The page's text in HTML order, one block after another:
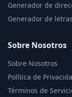
Generador de
Generador de
Sobre Nosotros
Sobre Nosotros
Política de
Términos de